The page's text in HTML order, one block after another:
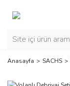
Anasayfa SACHS